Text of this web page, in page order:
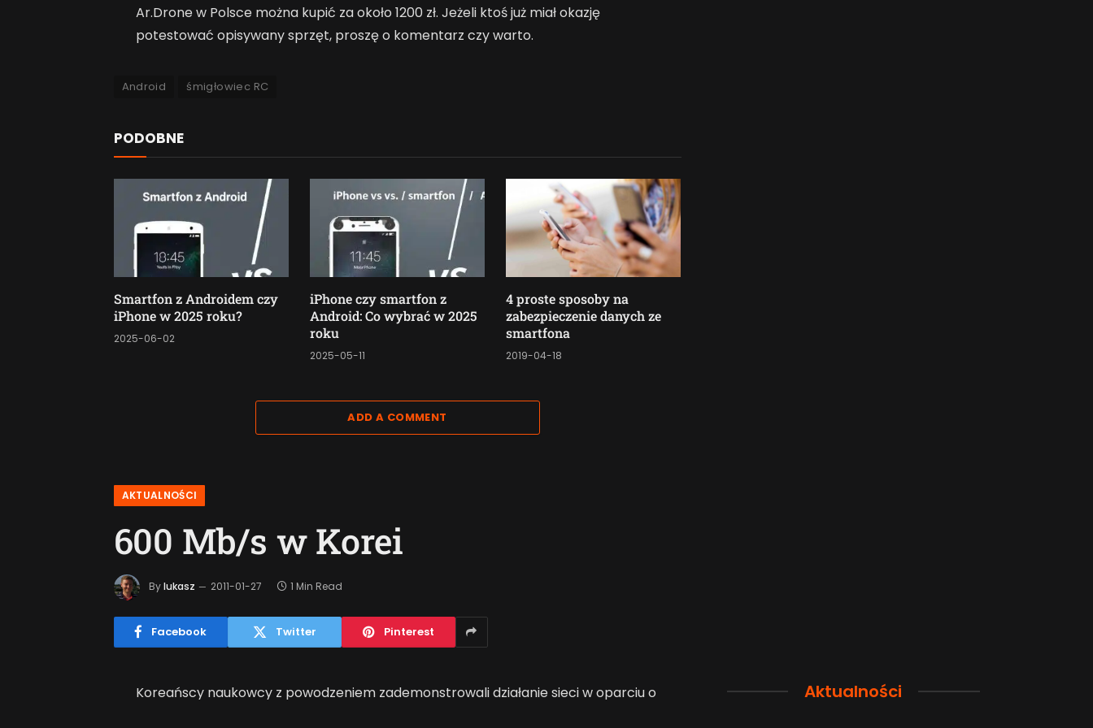
Ar.Drone w Polsce można kupić za około 1200 zł. Jeżeli ktoś już miał okazję
potestować opisywany sprzęt, proszę o komentarz czy warto.
Android śmigłowiec RC
PODOBNE
Smartfon z Androidem czy
iPhone w 2025 roku?
2025-06-02
iPhone czy smartfon z
Android: Co wybrać w 2025
roku
2025-05-11
4 proste sposoby na
zabezpieczenie danych ze
smartfona
2019-04-18
ADD A COMMENT
AKTUALNOŚCI
600 Mb/s w Korei
By lukasz 2011-01-27 1 Min Read
Facebook Twitter Pinterest
Koreańscy naukowcy z powodzeniem zademonstrowali działanie sieci w oparciu o
Aktualności